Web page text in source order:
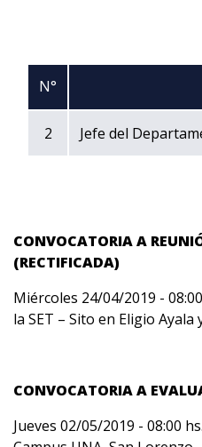
N°
2 Jefe del
CONVOCATORIA A
(RECTIFICADA)
Miércoles 24/04/2019 -
la SET – Sito en Eligio
CONVOCATORIA A
Jueves 02/05/2019 - 08:00